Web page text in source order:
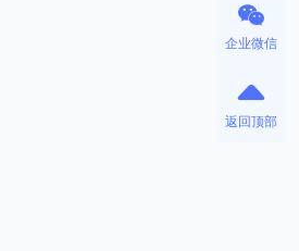
企业微信
返回顶部